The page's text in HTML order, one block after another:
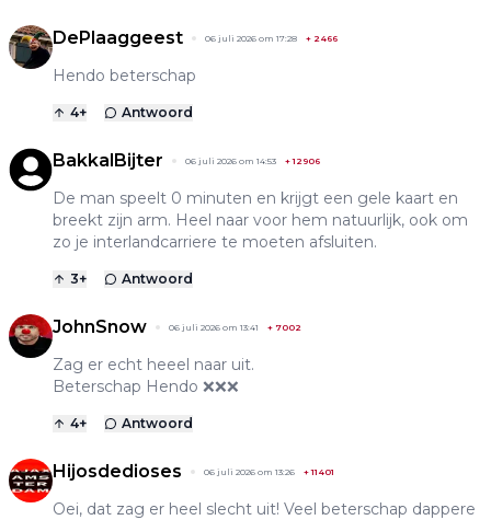
DePlaaggeest 06 juli 2026 om 17:28 + 2466
Hendo beterschap
4+ Antwoord
BakkalBijter 06 juli 2026 om 14:53 +12906
De man speelt 0 minuten en krijgt een gele kaart en
breekt zijn arm. Heel naar voor hem natuurlijk, ook om
zo je interlandcarriere te moeten afsluiten.
3+ Antwoord
JohnSnow 06 juli 2026 om 13:41 + 7002
Zag er echt heeel naar uit.
Beterschap Hendo ❌❌❌
4+ Antwoord
Hijosdedioses 06 juli 2026 om 13:26 +11401
Oei, dat zag er heel slecht uit! Veel beterschap dappere